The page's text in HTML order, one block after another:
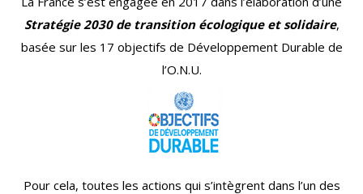
Stratégie 2030 de transition écologique et solidaire,
basée sur les 17 objectifs de Développement Durable de
l’O.N.U.
Pour cela, toutes les actions qui s’intègrent dans l’un des